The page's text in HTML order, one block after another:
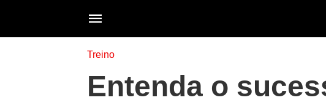
Treino
Entenda o